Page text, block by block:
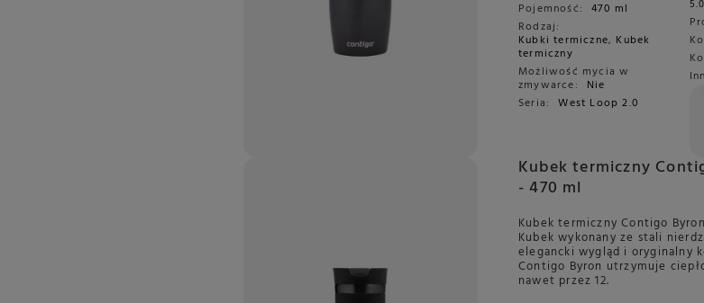
Pojemność: 470 ml
Rodzaj:
Kubki termiczne, Kubek
termiczny
Możliwość mycia w
zmywarce: Nie
Seria: West Loop 2.0
Kubek termiczny
- 470 ml
Kubek termiczny Contigo
Kubek wykonany ze stali
elegancki wygląd i oryginalny
Contigo Byron utrzymuje
nawet przez 12.